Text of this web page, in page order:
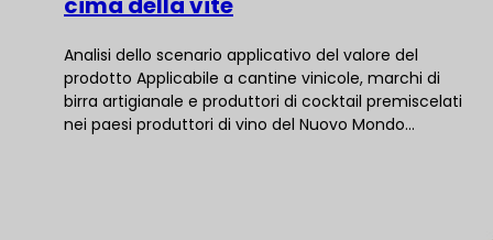
Analisi dello scenario applicativo del valore del
prodotto Applicabile a cantine vinicole, marchi di
birra artigianale e produttori di cocktail premiscelati
nei paesi produttori di vino del Nuovo Mondo...